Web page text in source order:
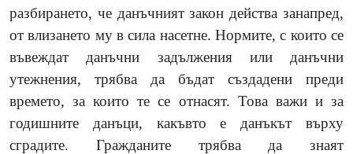
разбирането, че данъчният закон действа занапред,
от влизането му в сила насетне. Нормите, с които се
въвеждат данъчни задължения или данъчни
утежнения, трябва да бъдат създадени преди
времето, за които те се отнасят. Това важи и за
годишните данъци, какъвто е данъкът върху
сградите. Гражданите трябва да знаят